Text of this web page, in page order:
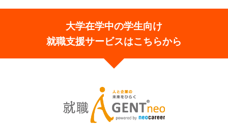
大学在学中の学生向け
就職支援サービスはこちらから